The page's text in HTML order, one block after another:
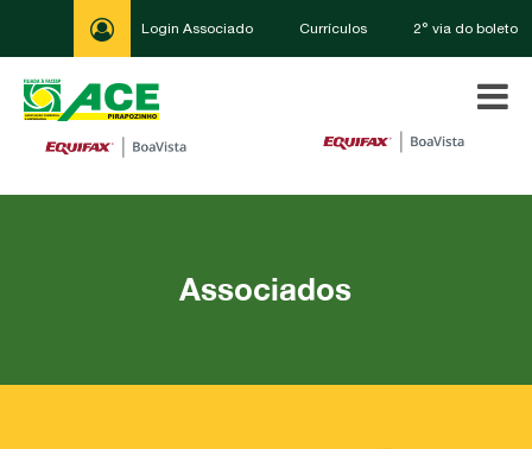
Login Associado Currículos 2° via do boleto
Associados